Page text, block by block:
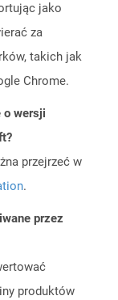
jako
za
takich jak
Chrome.
o wersji
przejrzeć w
.
przez
produktów